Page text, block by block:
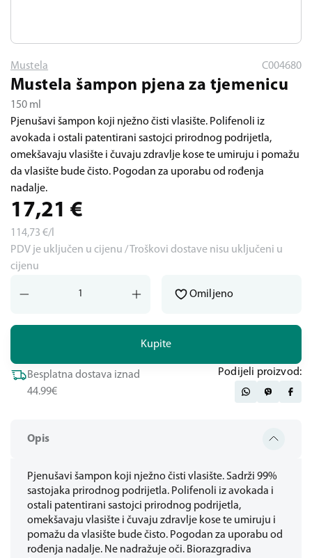
Opis
Pjenušavi šampon koji nježno čisti vlasište. Sadrži 99%
sastojaka prirodnog podrijetla. Polifenoli iz avokada i
ostali patentirani sastojci prirodnog podrijetla,
omekšavaju vlasište i čuvaju zdravlje kose te umiruju i
pomažu da vlasište bude čisto. Pogodan za uporabu od
rođenja nadalje. Ne nadražuje oči. Biorazgradiva
Mustela C004680
Mustela šampon pjena za tjemenicu
150 ml
Pjenušavi šampon koji nježno čisti vlasište. Polifenoli iz
avokada i ostali patentirani sastojci prirodnog podrijetla,
omekšavaju vlasište i čuvaju zdravlje kose te umiruju i pomažu
da vlasište bude čisto. Pogodan za uporabu od rođenja
nadalje.
17,21 €
114,73 €/l
PDV je uključen u cijenu / Troškovi dostave nisu uključeni u
cijenu
Kupite
Omiljeno
Besplatna dostava iznad
44.99€
Podijeli proizvod: